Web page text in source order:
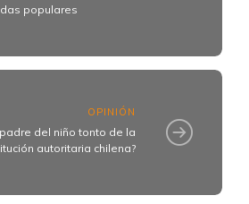
populares
OPINIÓN
del niño tonto de la
autoritaria chilena?